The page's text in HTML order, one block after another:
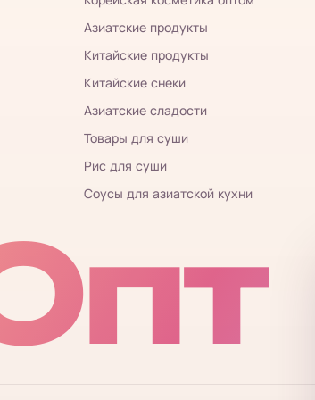
Азиатские продукты
Китайские продукты
Китайские снеки
Азиатские сладости
Товары для суши
Рис для суши
Соусы для азиатской кухни